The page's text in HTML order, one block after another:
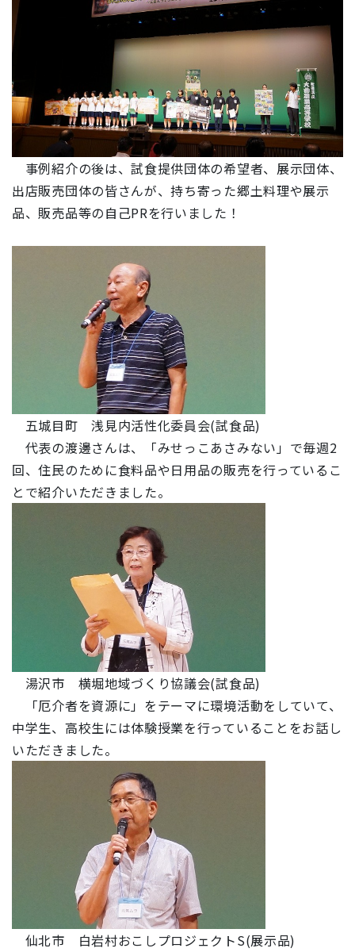
事例紹介の後は、試食提供団体の希望者、展示団体、
出店販売団体の皆さんが、持ち寄った郷土料理や展示
品、販売品等の自己PRを行いました！
五城目町 浅見内活性化委員会(試食品)
代表の渡邊さんは、「みせっこあさみない」で毎週2
回、住民のために食料品や日用品の販売を行っているこ
とで紹介いただきました。
湯沢市 横堀地域づくり協議会(試食品)
「厄介者を資源に」をテーマに環境活動をしていて、
中学生、高校生には体験授業を行っていることをお話し
いただきました。
仙北市 白岩村おこしプロジェクトS(展示品)